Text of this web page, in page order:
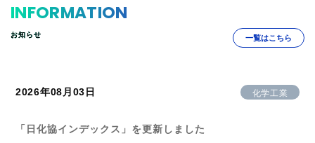
INFORMATION
お知らせ 一覧はこちら
2026年08月03日 化学工業
「日化協インデックス」を更新しました